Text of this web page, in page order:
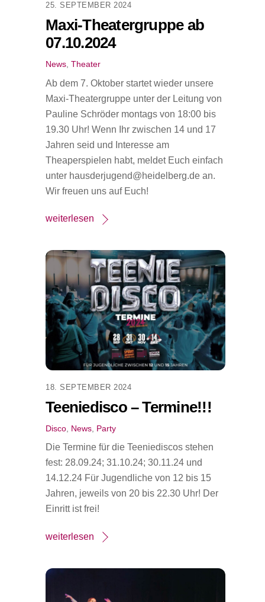
25. SEPTEMBER 2024
Maxi-Theatergruppe ab
07.10.2024
News,Theater
Ab dem 7. Oktober startet wieder unsere
Maxi-Theatergruppe unter der Leitung von
Pauline Schröder montags von 18:00 bis
19.30 Uhr! Wenn Ihr zwischen 14 und 17
Jahren seid und Interesse am
Theaperspielen habt, meldet Euch einfach
unter hausderjugend@heidelberg.de an.
Wir freuen uns auf Euch!
weiterlesen
18. SEPTEMBER 2024
Teeniedisco – Termine!!!
Disco News Party
Die Termine für die Teeniediscos stehen
fest: 28.09.24; 31.10.24; 30.11.24 und
14.12.24 Für Jugendliche von 12 bis 15
Jahren, jeweils von 20 bis 22.30 Uhr! Der
Einritt ist frei!
weiterlesen